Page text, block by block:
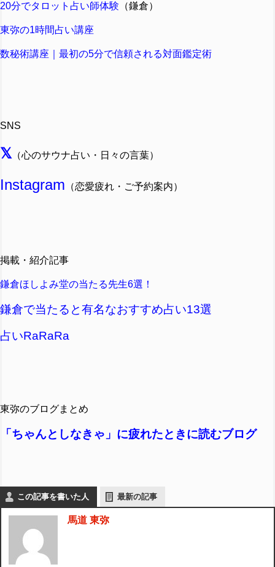
20分でタロット占い師体験 （鎌倉）
東弥の1時間占い講座
数秘術講座｜最初の5分で信頼される対面鑑定術
SNS
𝕏 （心のサウナ占い・日々の言葉）
Instagram （恋愛疲れ・ご予約案内）
掲載・紹介記事
鎌倉ほしよみ堂の当たる先生6選！
鎌倉で当たると有名なおすすめ占い13選
占いRaRaRa
東弥のブログまとめ
「ちゃんとしなきゃ」に疲れたときに読むブログ
この記事を書いた人 最新の記事
馬道 東弥